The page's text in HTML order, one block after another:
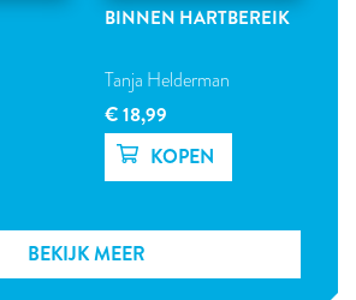
BINNEN HARTBEREIK
Tanja Helderman
€ 18,99
BEKIJK MEER